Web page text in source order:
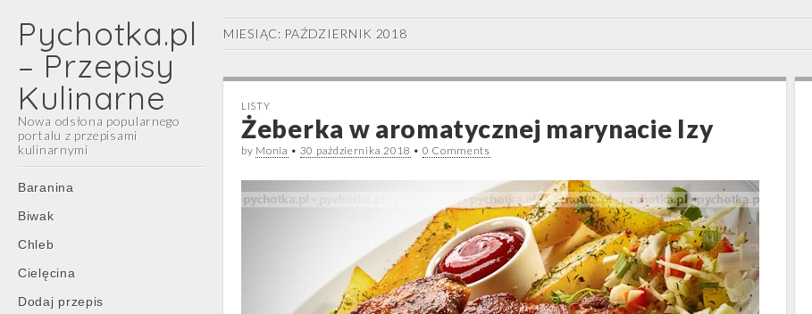
Pychotka.pl
– Przepisy
Kulinarne
Nowa odsłona popularnego
portalu z przepisami
kulinarnymi
Main
menu
Skip
content
Baranina
Biwak
Chleb
Cielęcina
Dodaj przepis
MIESIĄC: PAŹDZIERNIK 2018
LISTY
Żeberka w aromatycznej marynacie Izy
by Monia • 30 października 2018 • 0 Comments